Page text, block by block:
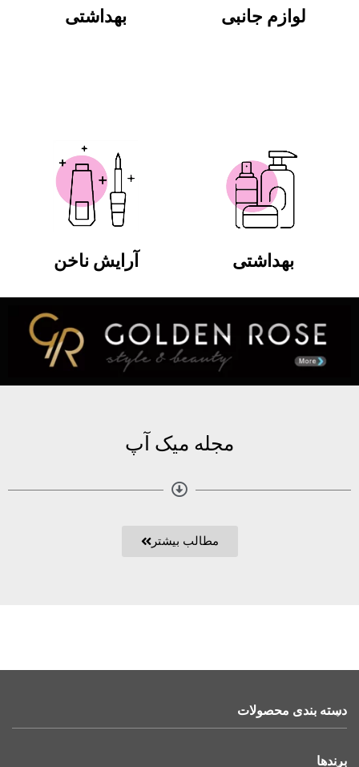
لوازم جانبی بهداشتی
بهداشتی آرایش ناخن
مجله میک آپ
مطالب بیشتر
دسته بندی محصولات
برندها